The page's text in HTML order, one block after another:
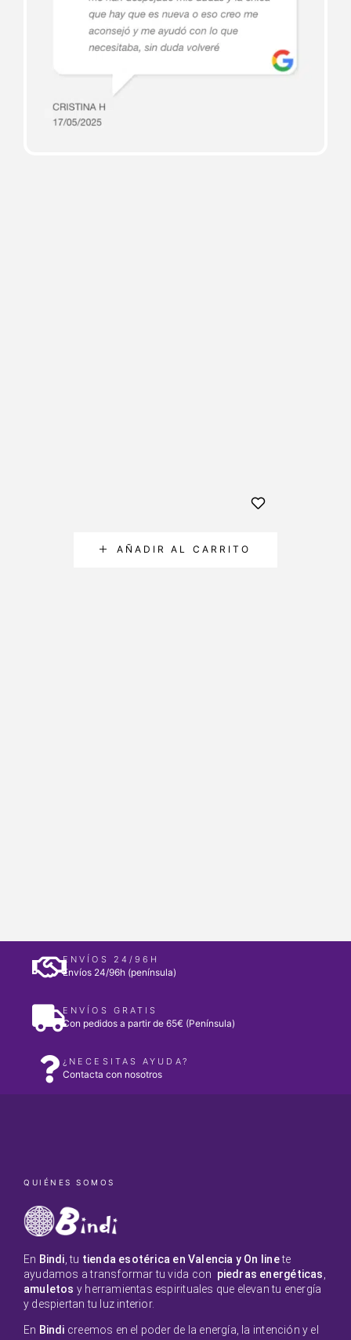
ENVÍOS 24/96H
Envíos 24/96h (península)
ENVÍOS GRATIS
Con pedidos a partir de 65€ (Península)
¿NECESITAS AYUDA?
Contacta con nosotros
QUIÉNES SOMOS
En Bindi , tu tienda esotérica en Valencia y On linete
ayudamos a transformar tu vida con piedras energéticas
amuletos y herramientas espirituales que elevan tu energía
y despiertan tu luz interior.
En Bindi creemos en el poder de la energía, la intención y el